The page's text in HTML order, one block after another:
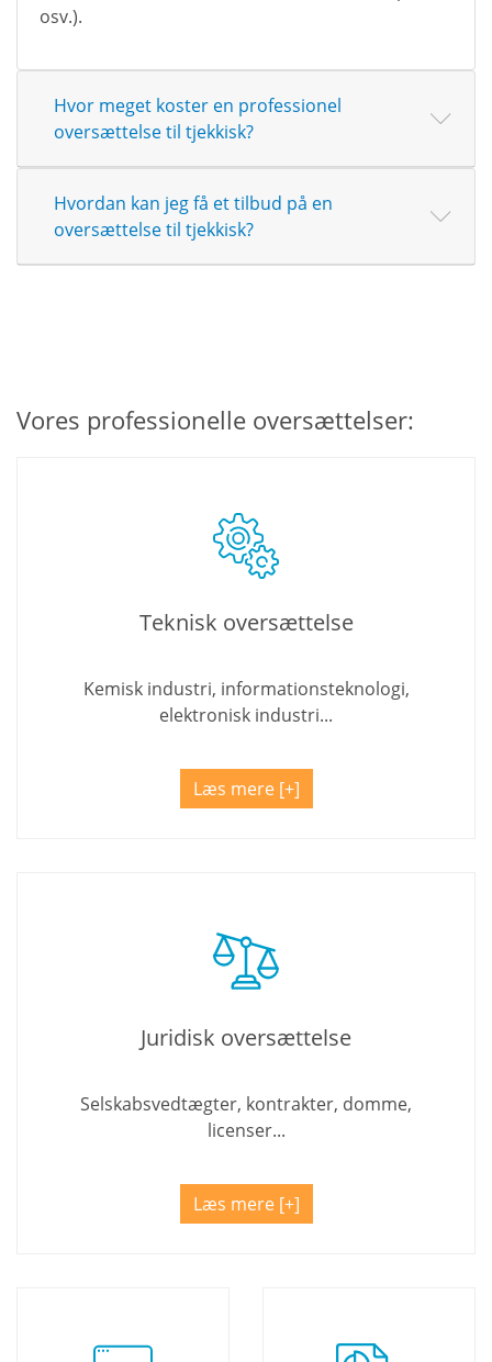
osv.).
Hvor meget koster en professionel
oversættelse til tjekkisk?
Hvordan kan jeg få et tilbud på en
oversættelse til tjekkisk?
Vores professionelle oversættelser:
Teknisk oversættelse
Kemisk industri, informationsteknologi,
elektronisk industri...
Læs mere
Juridisk oversættelse
Selskabsvedtægter, kontrakter, domme,
licenser...
Læs mere